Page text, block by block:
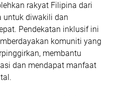
rakyat Filipina dari
untuk diwakili dan
Pendekatan inklusif ini
komuniti yang
membantu
dan mendapat manfaat